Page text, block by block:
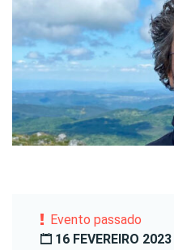
Evento passado
16 FEVEREIRO 2023